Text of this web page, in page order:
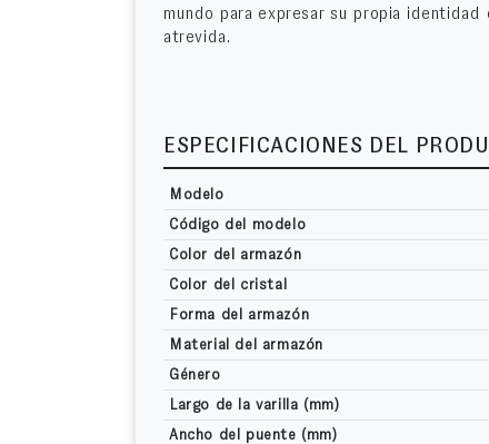
mundo para expresar su propia identidad
atrevida.
ESPECIFICACIONES DEL
Modelo
Código del modelo
Color del armazón
Color del cristal
Forma del armazón
Material del armazón
Género
Largo de la varilla (mm)
Ancho del puente (mm)